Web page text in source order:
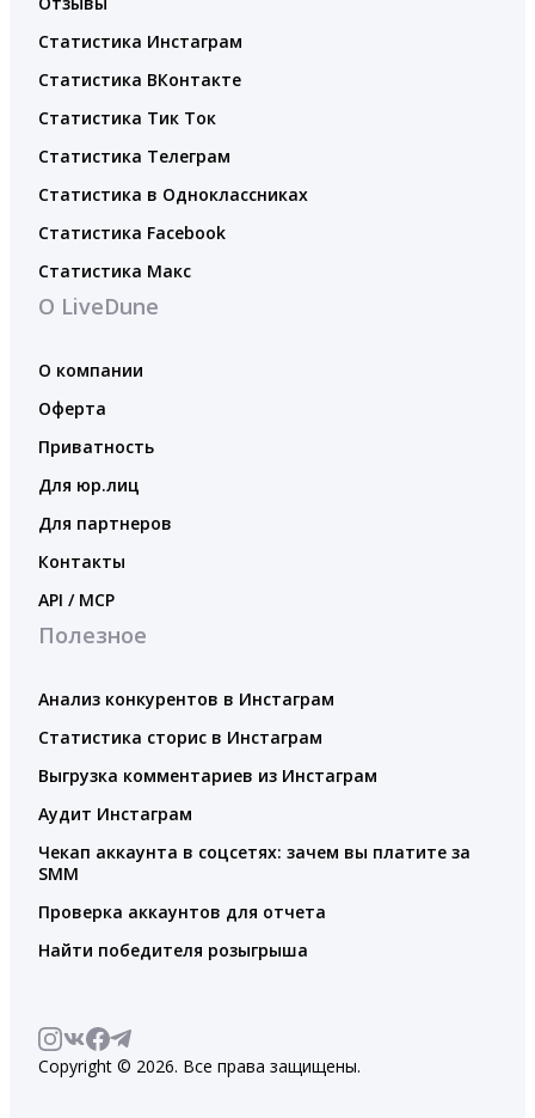
Статистика Инстаграм
Статистика ВКонтакте
Статистика Тик Ток
Статистика Телеграм
Статистика в Одноклассниках
Статистика Facebook
Статистика Макс
О LiveDune
О компании
Оферта
Приватность
Для юр.лиц
Для партнеров
Контакты
API / MCP
Полезное
Анализ конкурентов в Инстаграм
Статистика сторис в Инстаграм
Выгрузка комментариев из Инстаграм
Аудит Инстаграм
Чекап аккаунта в соцсетях: зачем вы платите за
SMM
Проверка аккаунтов для отчета
Найти победителя розыгрыша
Copyright © 2026. Все права защищены.